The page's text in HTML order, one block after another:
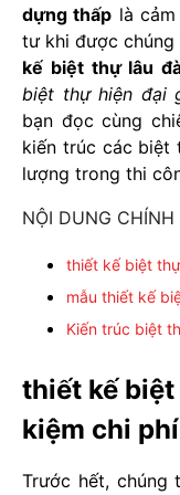
dựng thấp là
tư khi được
kế biệt thự lâu
biệt thự hiện đại
bạn đọc cùng
kiến trúc các biệt
lượng trong thi
NỘI DUNG CHÍNH
thiết kế biệt
mẫu thiết kế
Kiến trúc biệt
thiết kế
kiệm chi phí
Trước hết, chúng